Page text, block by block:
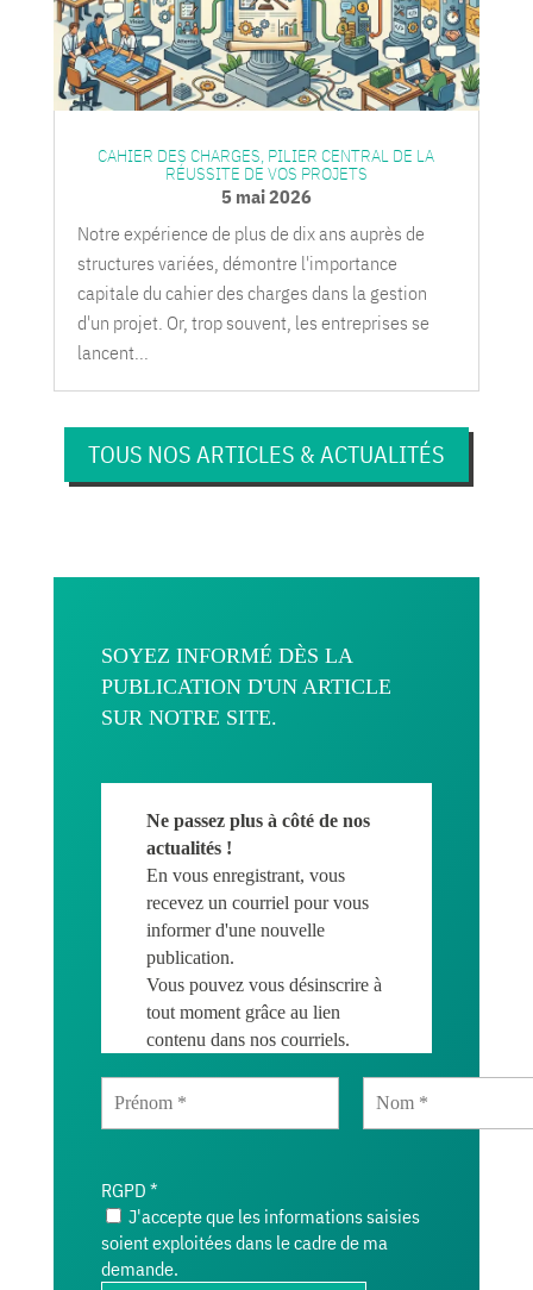
CAHIER DES CHARGES, PILIER CENTRAL DE LA
RÉUSSITE DE VOS PROJETS
5 mai 2026
Notre expérience de plus de dix ans auprès de
structures variées, démontre l'importance
capitale du cahier des charges dans la gestion
d'un projet. Or, trop souvent, les entreprises se
lancent...
TOUS NOS ARTICLES & ACTUALITÉS
SOYEZ INFORMÉ DÈS LA
PUBLICATION D'UN ARTICLE
SUR NOTRE SITE.
Ne passez plus à côté de nos
actualités !
En vous enregistrant, vous
recevez un courriel pour vous
informer d'une nouvelle
publication.
Vous pouvez vous désinscrire à
tout moment grâce au lien
contenu dans nos courriels.
RGPD *
J'accepte que les informations saisies
soient exploitées dans le cadre de ma
demande.